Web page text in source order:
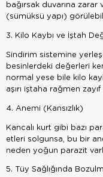
bağırsak duvarına zarar
(sümüksü yapı)
3. Kilo Kaybı ve İştah
Sindirim sistemine
besinlerdeki değerleri
normal yese bile kilo
aşırı iştaha rağmen
4. Anemi (Kansızlık)
Kancalı kurt gibi bazı
etleri solgunsa, bu bir
neden yoğun parazit
5. Tüy Sağlığında